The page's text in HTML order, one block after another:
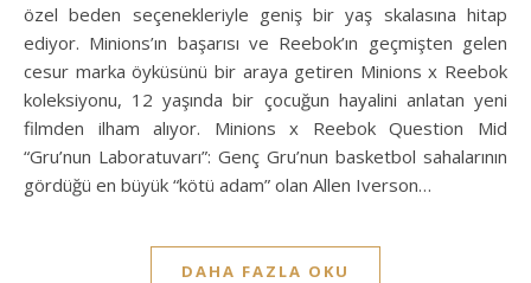
özel beden seçenekleriyle geniş bir yaş skalasına hitap
ediyor. Minions’ın başarısı ve Reebok’ın geçmişten gelen
cesur marka öyküsünü bir araya getiren Minions x Reebok
koleksiyonu, 12 yaşında bir çocuğun hayalini anlatan yeni
filmden ilham alıyor. Minions x Reebok Question Mid
“Gru’nun Laboratuvarı”: Genç Gru’nun basketbol sahalarının
gördüğü en büyük “kötü adam” olan Allen Iverson…
DAHA FAZLA OKU